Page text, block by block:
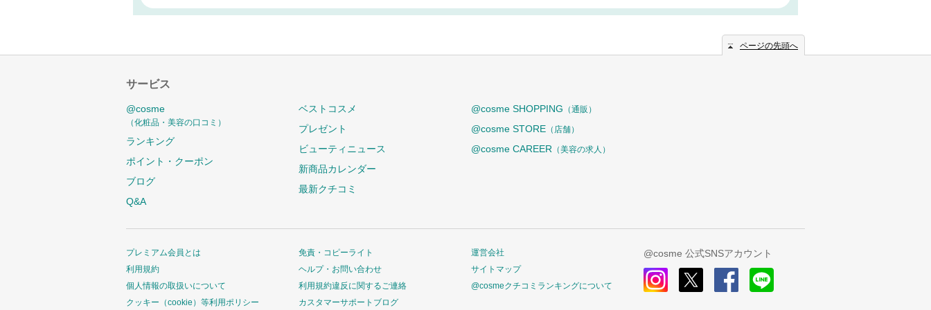
ページの先頭へ
サービス
@cosme
（化粧品・美容の口コミ）
ランキング
ポイント・クーポン
ブログ
Q&A
ベストコスメ
プレゼント
ビューティニュース
新商品カレンダー
最新クチコミ
@cosme SHOPPING （通販）
@cosme STORE （店舗）
@cosme CAREER （美容の求人）
プレミアム会員とは
利用規約
個人情報の取扱いについて
クッキー（cookie）等利用ポリシー
免責・コピーライト
ヘルプ・お問い合わせ
利用規約違反に関するご連絡
カスタマーサポートブログ
運営会社
サイトマップ
@cosmeクチコミランキングについて
@cosme 公式SNSアカウント